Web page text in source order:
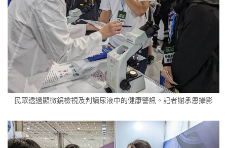
民眾透過顯微鏡檢視及判讀尿液中的健康警訊。記者謝承恩攝影